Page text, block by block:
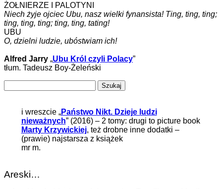
ŻOŁNIERZE I PALOTYNI
Niech żyje ojciec Ubu, nasz wielki fynansista! Ting, ting, ting;
ting, ting, ting; ting, ting, tating!
UBU
O, dzielni ludzie, ubóstwiam ich!
Alfred Jarry „Ubu Król czyli Polacy”
tłum. Tadeusz Boy-Żeleński
i wreszcie „Państwo Nikt. Dzieje ludzi
nieważnych” (2016) – 2 tomy: drugi to picture book
Marty Krzywickiej, też drobne inne dodatki –
(prawie) najstarsza z książek
mr m.
Areski…